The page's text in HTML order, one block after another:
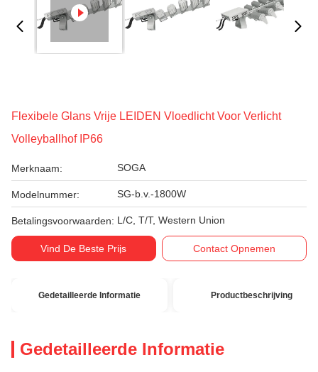
Flexibele Glans Vrije LEIDEN Vloedlicht Voor Verlicht
Volleyballhof IP66
Merknaam: SOGA
Modelnummer: SG-b.v.-1800W
Betalingsvoorwaarden: L/C, T/T, Western Union
Vind De Beste Prijs Contact Opnemen
Gedetailleerde Informatie Productbeschrijving
Gedetailleerde Informatie